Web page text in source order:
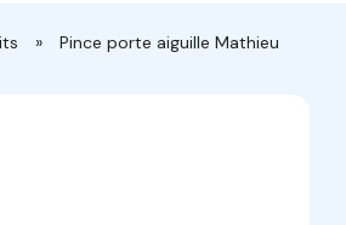
» Pince porte aiguille Mathieu